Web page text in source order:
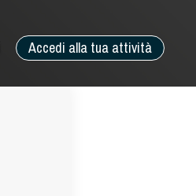
Accedi alla tua attività